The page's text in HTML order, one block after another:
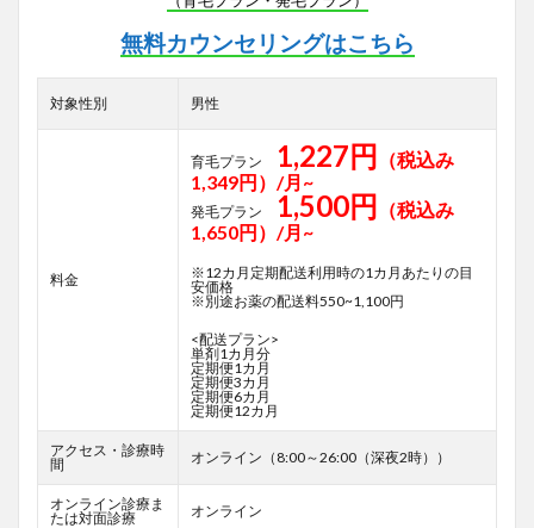
無料カウンセリングはこちら
対象性別 男性
料金
育毛プラン 1,227円 （税込み
1,349円）/月~
発毛プラン 1,500円 （税込み
1,650円）/月~
※12カ月定期配送利用時の1カ月あたりの目
安価格
※別途お薬の配送料550~1,100円
<配送プラン>
単剤1カ月分
定期便1カ月
定期便3カ月
定期便6カ月
定期便12カ月
アクセス・診療時
間
オンライン（8:00～26:00（深夜2時））
オンライン診療ま
たは対面診療
オンライン